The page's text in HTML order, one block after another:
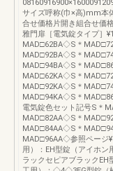
サイズ呼称(巾×高)mm本
合せ価格片開き組合せ価
雅門扉［電気錠タイプ］
MAD□62BA◇S＊
MAD□92BA◇S＊
MAD□94BA◇S＊
MAD□62KA◇S＊
MAD□92KA◇S＊
MAD□94KA◇S＊
電気錠色セット記号S＊
MAD□82AA◇S＊
MAD□84AA◇S＊
MAD□96AA◇参照ページ
用）：EH型錠（アイホ
ラックセピアブラックEH